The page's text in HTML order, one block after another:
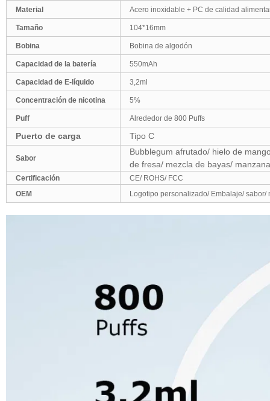
Material Acero inoxidable + PC de calidad
Tamaño 104*16mm
Bobina Bobina de algodón
Capacidad de la batería 550mAh
Capacidad de E-líquido 3,2ml
Concentración de nicotina 5%
Puff Alrededor de 800 Puffs
Puerto de carga Tipo C
Sabor
Bubblegum afrutado/ hielo de
de fresa/ mezcla de bayas/
Certificación
CE/ ROHS/ FCC
OEM
Logotipo personalizado/ Embalaje/ sabor/